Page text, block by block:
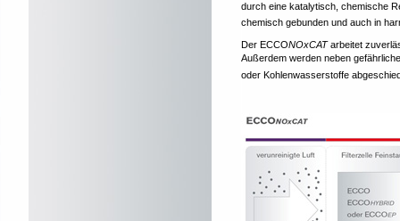
durch eine katalytisch, chemische
chemisch gebunden und auch in
Der ECCONOxCATarbeitet
Außerdem werden neben
oder Kohlenwasserstoffe